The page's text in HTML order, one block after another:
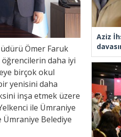
Ömer Faruk
öğrencilerin daha iyi
birçok okul
yenisini daha
inşa etmek üzere
ile Ümraniye
Ümraniye Belediye
Aziz